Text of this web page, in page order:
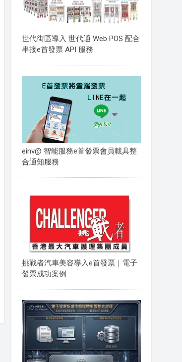
世代街區導入 世代通 Web POS 配合
串接e首發票 API 服務
einv@ 智能服務e首發票會員載具整
合通知服務
挑戰者汽車美容導入e首發票｜電子
發票成功案例